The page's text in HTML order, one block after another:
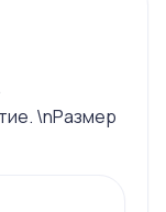
\nРазмер